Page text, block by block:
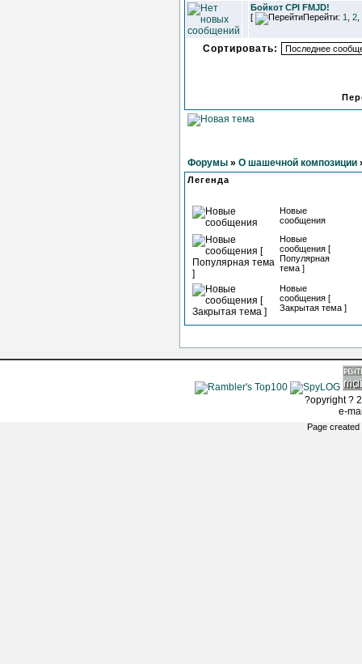
Бойкот CPI FMJD!
[
Перейти: 1 2
Сортировать:
Форумы » О шашечной композиции
Легенда
Новые
сообщения
Новые
сообщения [
Популярная
тема ]
Новые
сообщения [
Закрытая тема ]
?opyright ?
e-
Page